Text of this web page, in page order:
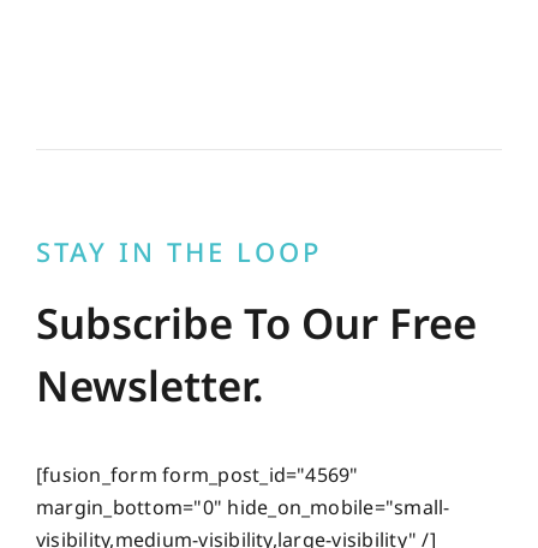
STAY IN THE LOOP
Subscribe To Our Free
Newsletter.
[fusion_form form_post_id="4569"
margin_bottom="0" hide_on_mobile="small-
visibility,medium-visibility,large-visibility" /]